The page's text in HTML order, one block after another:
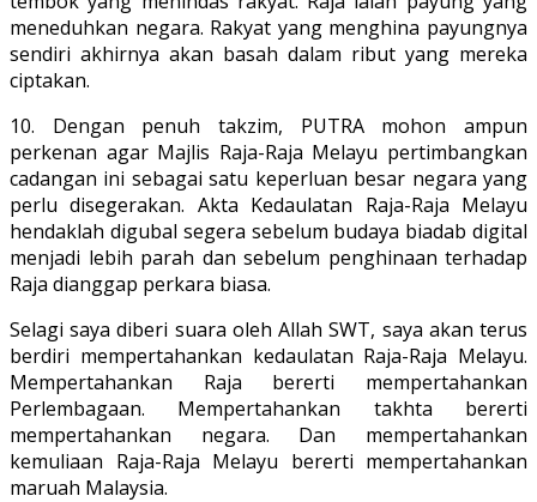
meneduhkan negara. Rakyat yang menghina payungnya
sendiri akhirnya akan basah dalam ribut yang mereka
ciptakan.
10. Dengan penuh takzim, PUTRA mohon ampun
perkenan agar Majlis Raja-Raja Melayu pertimbangkan
cadangan ini sebagai satu keperluan besar negara yang
perlu disegerakan. Akta Kedaulatan Raja-Raja Melayu
hendaklah digubal segera sebelum budaya biadab digital
menjadi lebih parah dan sebelum penghinaan terhadap
Raja dianggap perkara biasa.
Selagi saya diberi suara oleh Allah SWT, saya akan terus
berdiri mempertahankan kedaulatan Raja-Raja Melayu.
Mempertahankan Raja bererti mempertahankan
Perlembagaan. Mempertahankan takhta bererti
mempertahankan negara. Dan mempertahankan
kemuliaan Raja-Raja Melayu bererti mempertahankan
maruah Malaysia.